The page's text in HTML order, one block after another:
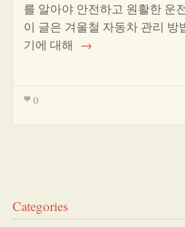
를 알아야 안전하고 원활한 운
이 글은 겨울철 자동차 관리 방
기에 대해 →
0
Categories